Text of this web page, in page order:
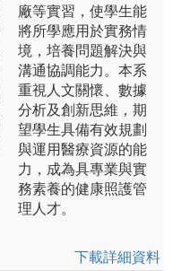
廠等實習，使學生能
將所學應用於實務情
境，培養問題解決與
溝通協調能力。本系
重視人文關懷、數據
分析及創新思維，期
望學生具備有效規劃
與運用醫療資源的能
力，成為具專業與實
務素養的健康照護管
理人才。
下載詳細資料